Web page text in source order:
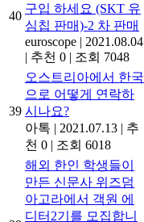
40
구입 하세요 (SKT 유
심칩 판매)-2 차 판매
euroscope | 2021.08.04
| 추천 0 | 조회 7048
39
오스트리아에서 한국
으로 어떻게 연락하
시나요?
아톡 | 2021.07.13 | 추
천 0 | 조회 6018
해외 한인 학생들이
만든 신문사 위즈덤
아고라에서 객원 에
디터2기를 모집합니